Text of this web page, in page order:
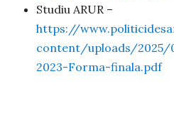
Studiu ARUR –
https://
content/uploads/
2023-Forma-finala.pdf